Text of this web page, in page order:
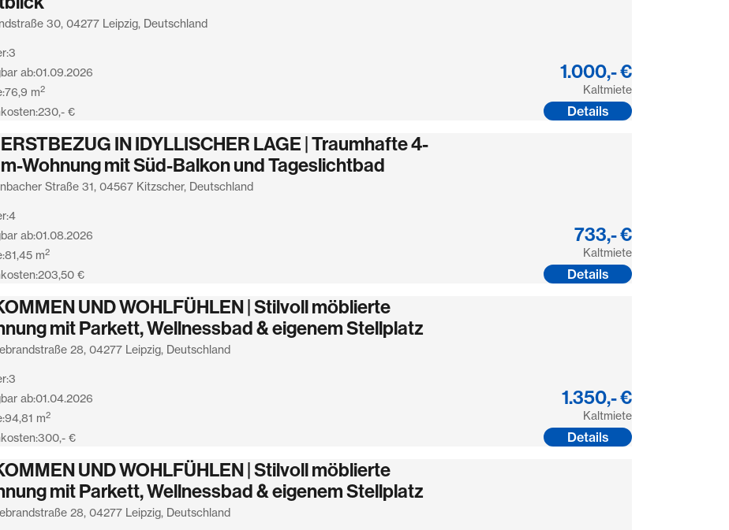
30, 04277 Leipzig, Deutschland
3
ab:01.09.2026
76,9 m2
230,- €
1.000,- €
Kaltmiete
Details
IN IDYLLISCHER LAGE | Traumhafte 4-
Wohnung mit Süd-Balkon und Tageslichtbad
Straße 31, 04567 Kitzscher, Deutschland
4
ab:01.08.2026
81,45 m2
203,50 €
733,- €
Kaltmiete
Details
UND WOHLFÜHLEN | Stilvoll möblierte
mit Parkett, Wellnessbad & eigenem Stellplatz
28, 04277 Leipzig, Deutschland
3
ab:01.04.2026
94,81 m2
300,- €
1.350,- €
Kaltmiete
Details
UND WOHLFÜHLEN | Stilvoll möblierte
mit Parkett, Wellnessbad & eigenem Stellplatz
28, 04277 Leipzig, Deutschland